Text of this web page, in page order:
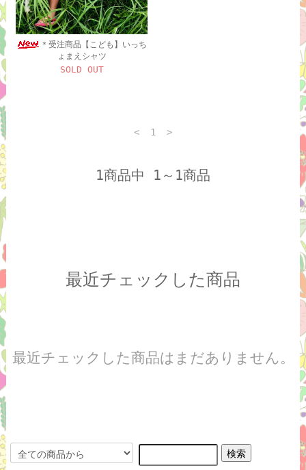
＊受注商品【こども】いっち
ょまえシャツ
SOLD OUT
< 1 >
1商品中 1～1商品
最近チェックした商品
最近チェックした商品はまだありません。